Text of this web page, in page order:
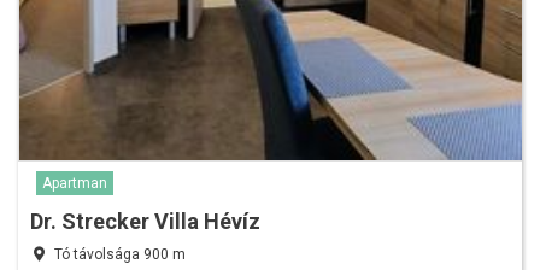
Apartman
Dr. Strecker Villa Hévíz
Tó távolsága 900 m